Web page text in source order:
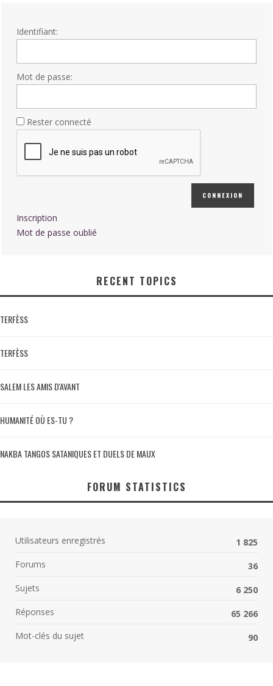
Identifiant:
Mot de passe:
Rester connecté
CONNEXION
Inscription
Mot de passe oublié
RECENT TOPICS
TERFÈSS
TERFÈSS
SALEM LES AMIS D'AVANT
HUMANITÉ OÙ ES-TU ?
NAKBA TANGOS SATANIQUES ET DUELS DE MAUX
FORUM STATISTICS
Utilisateurs enregistrés
1 825
Forums
36
Sujets
6 250
Réponses
65 266
Mot-clés du sujet
90